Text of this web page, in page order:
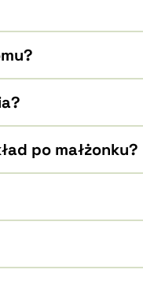
po małżonku?